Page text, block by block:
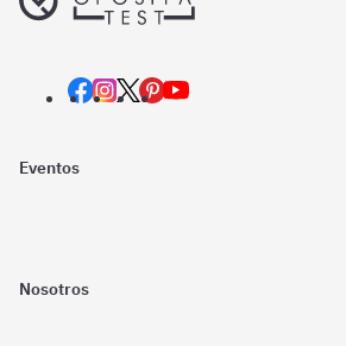
Eventos
Nosotros